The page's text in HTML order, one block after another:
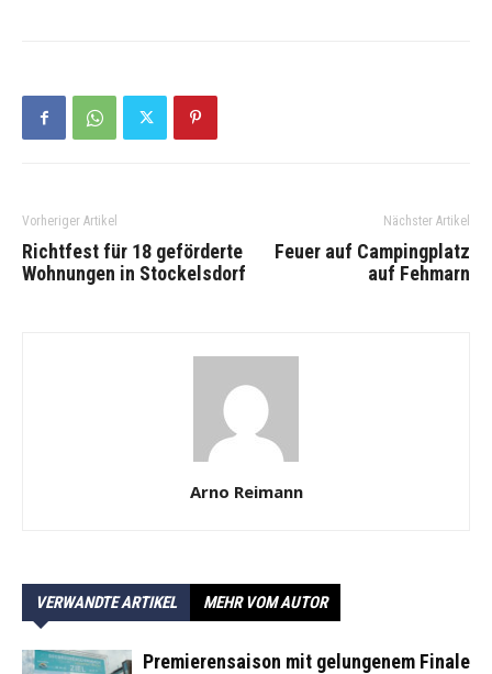
Vorheriger Artikel
Richtfest für 18 geförderte
Wohnungen in Stockelsdorf
Nächster Artikel
Feuer auf Campingplatz
auf Fehmarn
Arno Reimann
VERWANDTE ARTIKEL MEHR VOM AUTOR
Premierensaison mit gelungenem Finale